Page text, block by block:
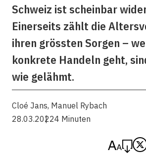
Schweiz ist scheinbar
Einerseits zählt die
ihren grössten Sorgen –
konkrete Handeln geht,
wie gelähmt.
Cloé Jans, Manuel Rybach
28.03.20224 Minuten